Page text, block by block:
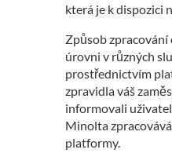
která je k dispozici
Způsob
úrovni v různých
prostřednictvím
zpravidla váš
informovali
Minolta
platformy.